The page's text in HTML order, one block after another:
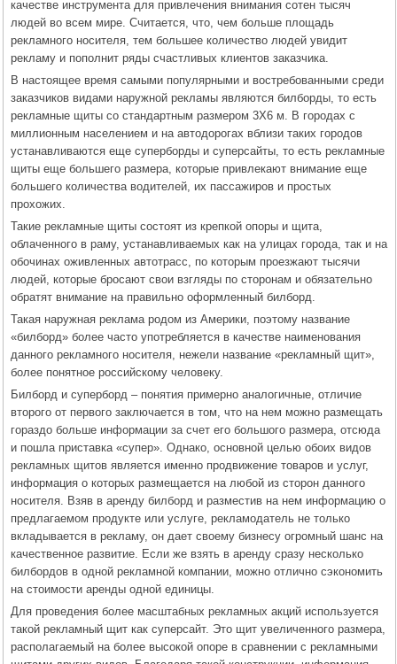
качестве инструмента для привлечения внимания сотен тысяч
людей во всем мире. Считается, что, чем больше площадь
рекламного носителя, тем большее количество людей увидит
рекламу и пополнит ряды счастливых клиентов заказчика.
В настоящее время самыми популярными и востребованными среди
заказчиков видами наружной рекламы являются билборды, то есть
рекламные щиты со стандартным размером 3Х6 м. В городах с
миллионным населением и на автодорогах вблизи таких городов
устанавливаются еще суперборды и суперсайты, то есть рекламные
щиты еще большего размера, которые привлекают внимание еще
большего количества водителей, их пассажиров и простых
прохожих.
Такие рекламные щиты состоят из крепкой опоры и щита,
облаченного в раму, устанавливаемых как на улицах города, так и на
обочинах оживленных автотрасс, по которым проезжают тысячи
людей, которые бросают свои взгляды по сторонам и обязательно
обратят внимание на правильно оформленный билборд.
Такая наружная реклама родом из Америки, поэтому название
«билборд» более часто употребляется в качестве наименования
данного рекламного носителя, нежели название «рекламный щит»,
более понятное российскому человеку.
Билборд и суперборд – понятия примерно аналогичные, отличие
второго от первого заключается в том, что на нем можно размещать
гораздо больше информации за счет его большого размера, отсюда
и пошла приставка «супер». Однако, основной целью обоих видов
рекламных щитов является именно продвижение товаров и услуг,
информация о которых размещается на любой из сторон данного
носителя. Взяв в аренду билборд и разместив на нем информацию о
предлагаемом продукте или услуге, рекламодатель не только
вкладывается в рекламу, он дает своему бизнесу огромный шанс на
качественное развитие. Если же взять в аренду сразу несколько
билбордов в одной рекламной компании, можно отлично сэкономить
на стоимости аренды одной единицы.
Для проведения более масштабных рекламных акций используется
такой рекламный щит как суперсайт. Это щит увеличенного размера,
располагаемый на более высокой опоре в сравнении с рекламными